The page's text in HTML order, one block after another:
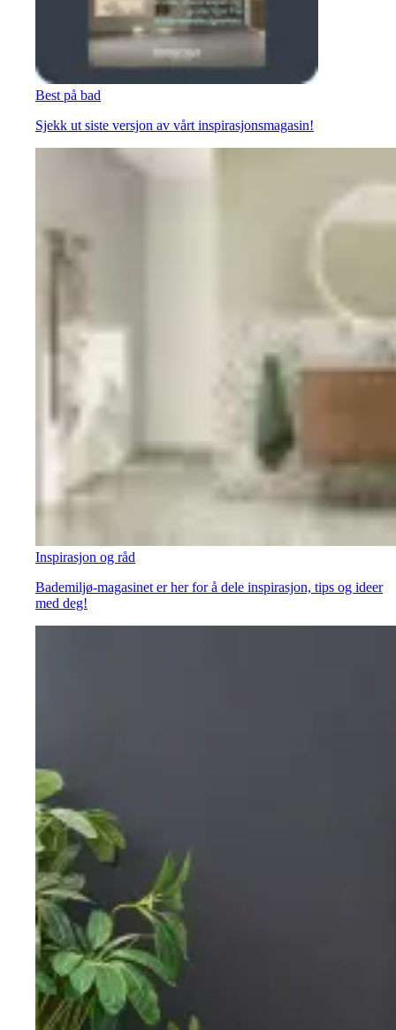
Best på bad
Sjekk ut siste versjon av vårt inspirasjonsmagasin!
Inspirasjon og råd
Bademiljø-magasinet er her for å dele inspirasjon, tips og ideer
med deg!